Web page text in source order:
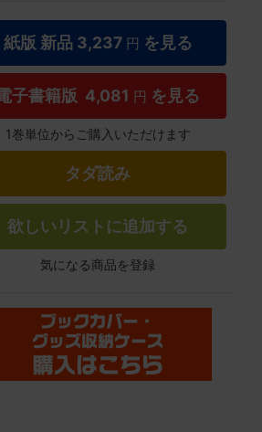
紙版 新品 3,237 円 を見る
子書籍版 4,081 円 を見る
1巻単位からご購入いただけます
タダ読み
欲しいリストに追加する
気になる商品を登録